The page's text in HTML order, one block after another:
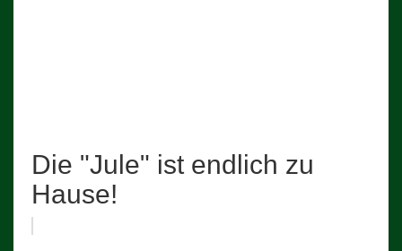
Die "Jule" ist endlich zu
Hause!